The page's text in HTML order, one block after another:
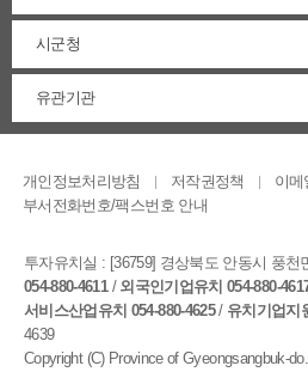
시군청
유관기관
개인정보처리방침 저작권정책
이메
부서전화번호/팩스번호 안내
투자유치실 : [36759] 경상북도 안동시 풍천
054-880-4611/ 외국인기업유치 054-880-
서비스산업유치 054-880-4625/ 유치기업지
4639
Copyright (C) Province of Gyeongsangbuk-